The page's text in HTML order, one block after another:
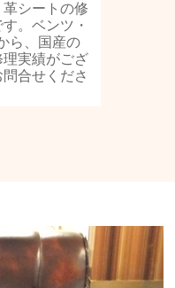
シートの修
。ベンツ・
ら、国産の
実績がござ
合せくださ